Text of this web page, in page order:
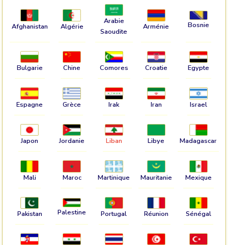
Afghanistan Algérie
Arabie
Saoudite
Arménie Bosnie
Bulgarie Chine Comores Croatie Egypte
Espagne Grèce Irak Iran Israel
Japon Jordanie Liban Libye Madagascar
Mali Maroc Martinique Mauritanie Mexique
Pakistan Palestine Portugal Réunion Sénégal